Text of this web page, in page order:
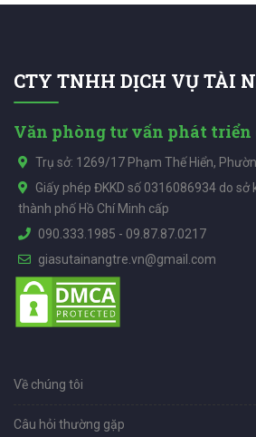
CTY TNHH DỊCH VỤ TÀI
Văn phòng tư vấn phát triển
Trụ sở: 1269/17 Phạm Thế Hiển,
Giấy phép ĐKKD số 0316086934 do sở
thành phố Hồ Chí Minh cấp
090.333.1985 - 09.87.87.0217
giasutainangtre.vn@gmail.com
Về chúng tôi
Câu hỏi thường gặp